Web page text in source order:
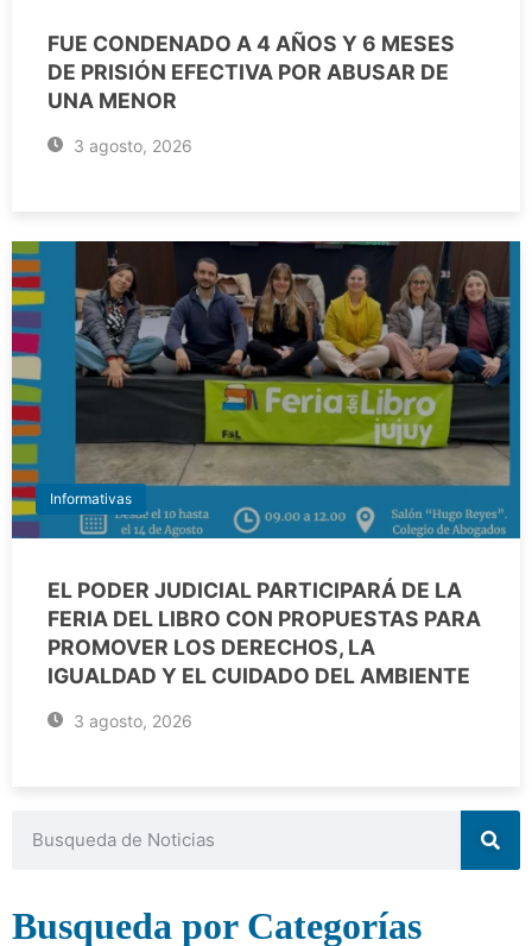
FUE CONDENADO A 4 AÑOS Y 6 MESES
DE PRISIÓN EFECTIVA POR ABUSAR DE
UNA MENOR
3 agosto, 2026
Informativas
EL PODER JUDICIAL PARTICIPARÁ DE LA
FERIA DEL LIBRO CON PROPUESTAS PARA
PROMOVER LOS DERECHOS, LA
IGUALDAD Y EL CUIDADO DEL AMBIENTE
3 agosto, 2026
Busqueda por Categorías